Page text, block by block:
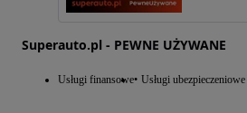
Superauto.pl - PEWNE UŻYWANE
Usługi finansowe Usługi ubezpieczeniowe